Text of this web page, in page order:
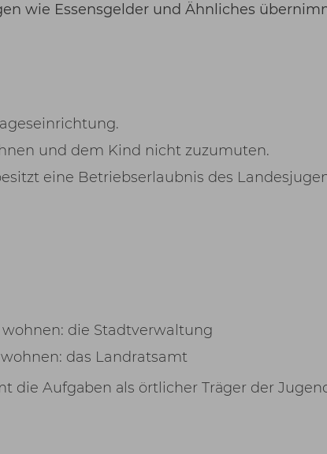
wie Essensgelder und Ähnliches
und dem Kind nicht zuzumuten.
eine Betriebserlaubnis des
die Stadtverwaltung
das Landratsamt
die Aufgaben als örtlicher Träger der